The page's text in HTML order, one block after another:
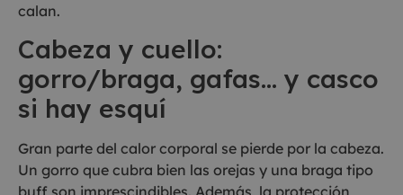
calan.
Cabeza y cuello:
gorro/braga, gafas… y casco
si hay esquí
Gran parte del calor corporal se pierde por la cabeza.
Un gorro que cubra bien las orejas y una braga tipo